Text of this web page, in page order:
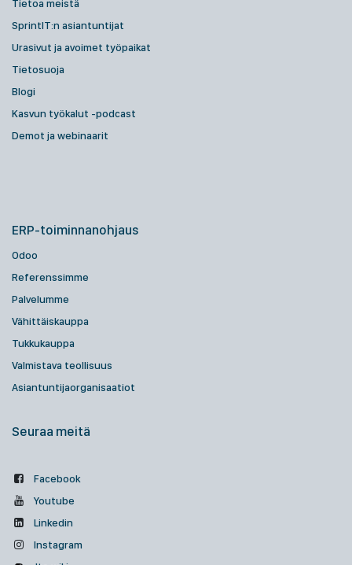
Tietoa meistä
SprintIT:n asiantuntijat
Urasivut ja avoimet työpaikat
Tietosuoja
Blogi
Kasvun työkalut -podcast
Demot ja webinaarit
ERP-toiminnanohjaus
Odoo
Referenssimme
Palvelumme
Vähittäiskauppa
Tukkukauppa
Valmistava teollisuus
Asiantuntijaorganisaatiot
Seuraa meitä
Facebook
Youtube
Linkedin
Instagram